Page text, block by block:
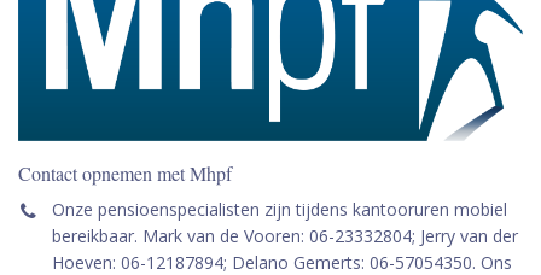
Contact opnemen met Mhpf
Onze pensioenspecialisten zijn tijdens kantooruren mobiel
bereikbaar. Mark van de Vooren: 06-23332804; Jerry van der
Hoeven: 06-12187894; Delano Gemerts: 06-57054350. Ons